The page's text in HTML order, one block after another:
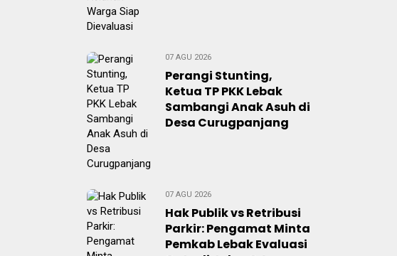
07 AGU 2026
Perangi Stunting,
Ketua TP PKK Lebak
Sambangi Anak Asuh di
Desa Curugpanjang
07 AGU 2026
Hak Publik vs Retribusi
Parkir: Pengamat Minta
Pemkab Lebak Evaluasi